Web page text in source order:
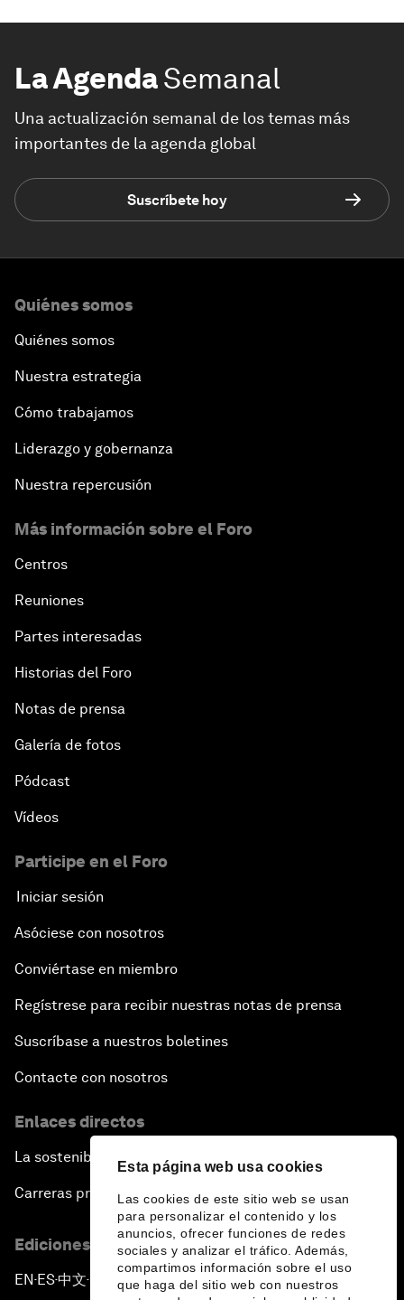
Esta página web usa cookies
Las cookies de este sitio web se usan
para personalizar el contenido y los
anuncios, ofrecer funciones de redes
sociales y analizar el tráfico. Además,
compartimos información sobre el uso
que haga del sitio web con nuestros
La AgendaSemanal
Una actualización semanal de los temas más
importantes de la agenda global
Suscríbete hoy
Quiénes somos
Quiénes somos
Nuestra estrategia
Cómo trabajamos
Liderazgo y gobernanza
Nuestra repercusión
Más información sobre el Foro
Centros
Reuniones
Partes interesadas
Historias del Foro
Notas de prensa
Galería de fotos
Pódcast
Vídeos
Participe en el Foro
Iniciar sesión
Asóciese con nosotros
Conviértase en miembro
Regístrese para recibir nuestras notas de prensa
Suscríbase a nuestros boletines
Contacte con nosotros
Enlaces directos
La sostenibilidad en el Foro
Carreras profesionales
Ediciones en otros idiomas
EN ▪ ES▪中文▪ 日本語